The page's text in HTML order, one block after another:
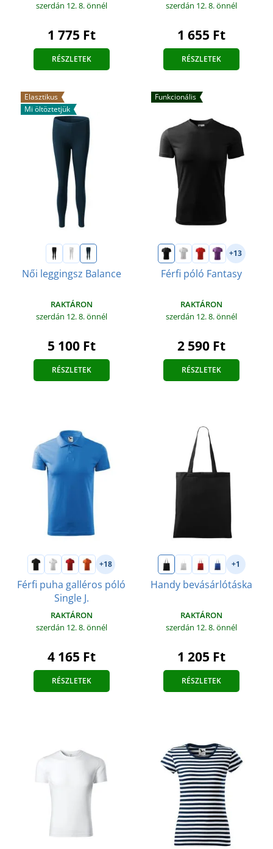
szerdán 12. 8.önnél
1 775 Ft
RÉSZLETEK
szerdán 12. 8.önnél
1 655 Ft
RÉSZLETEK
Elasztikus
Mi öltöztetjük
Női leggingsz Balance
RAKTÁRON
szerdán 12. 8.önnél
5 100 Ft
RÉSZLETEK
Funkcionális
+13
Férfi póló Fantasy
RAKTÁRON
szerdán 12. 8.önnél
2 590 Ft
RÉSZLETEK
+18
Férfi puha galléros póló
Single J.
RAKTÁRON
szerdán 12. 8.önnél
4 165 Ft
RÉSZLETEK
+1
Handy bevásárlótáska
RAKTÁRON
szerdán 12. 8.önnél
1 205 Ft
RÉSZLETEK